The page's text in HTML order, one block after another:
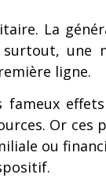
La
une
ligne.
Or ces
ou